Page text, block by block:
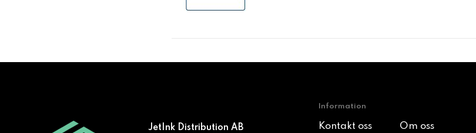
JetInk Distribution AB
Information
Kontakt oss
Om oss